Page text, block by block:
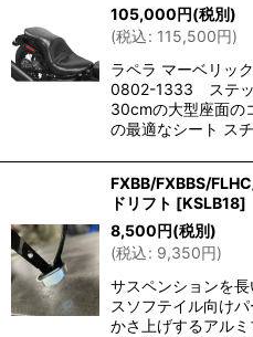
105,000円(税別)
(税込: 115,500円)
ラペラ マーベリッ
0802-1333 ステッ
30cmの大型座面の
の最適なシート ス
FXBB/FXBBS/
ドリフト [KSLB18]
8,500円(税別)
(税込: 9,350円)
サスペンションを
スソフテイル向け
かさ上げするアル